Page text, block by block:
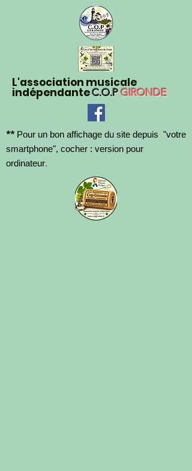
L'association musicale
indépendanteC.O.PGIRONDE
** Pour un bon affichage du site depuis "votre
smartphone", cocher : version pour
ordinateur.